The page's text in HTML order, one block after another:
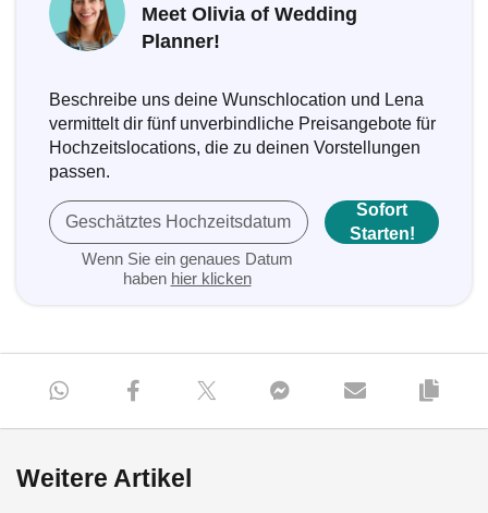
Meet Olivia of Wedding
Planner!
Beschreibe uns deine Wunschlocation und Lena
vermittelt dir fünf unverbindliche Preisangebote für
Hochzeitslocations, die zu deinen Vorstellungen
passen.
Geschätztes Hochzeitsdatum
Wenn Sie ein genaues Datum
haben hier klicken
Sofort
Starten!
Weitere Artikel